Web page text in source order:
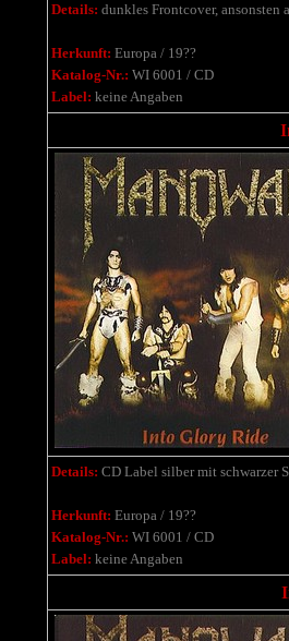
Details: dunkles Frontcover, ansonsten
Herkunft: Europa / 19??
Katalog-Nr.: WI 6001 / CD
Label: keine Angaben
Details: CD Label silber mit schwarzer
Herkunft: Europa / 19??
Katalog-Nr.: WI 6001 / CD
Label: keine Angaben